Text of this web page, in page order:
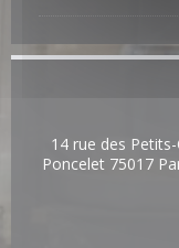
14 rue des
Poncelet 75017